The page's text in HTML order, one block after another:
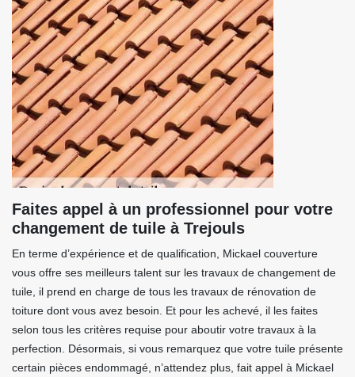
Faites appel à un professionnel pour votre
changement de tuile à Trejouls
En terme d’expérience et de qualification, Mickael couverture
vous offre ses meilleurs talent sur les travaux de changement de
tuile, il prend en charge de tous les travaux de rénovation de
toiture dont vous avez besoin. Et pour les achevé, il les faites
selon tous les critères requise pour aboutir votre travaux à la
perfection. Désormais, si vous remarquez que votre tuile présente
certain pièces endommagé, n’attendez plus, fait appel à Mickael